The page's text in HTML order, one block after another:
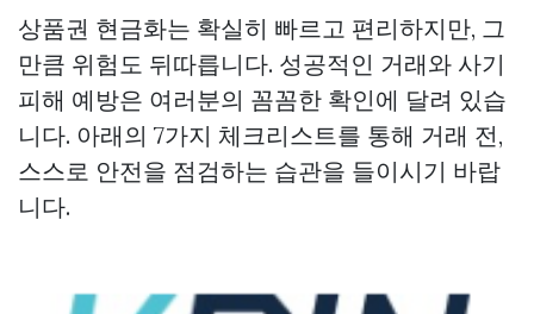
상품권 현금화는 확실히 빠르고 편리하지만, 그
만큼 위험도 뒤따릅니다. 성공적인 거래와 사기
피해 예방은 여러분의 꼼꼼한 확인에 달려 있습
니다. 아래의 7가지 체크리스트를 통해 거래 전,
스스로 안전을 점검하는 습관을 들이시기 바랍
니다.